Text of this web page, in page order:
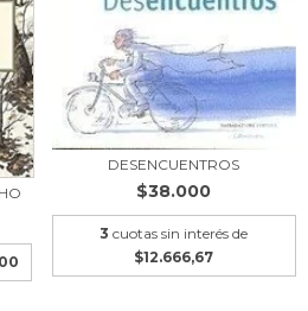
DESENCUENTROS
$38.000
3 cuotas sin interés de
$12.666,67